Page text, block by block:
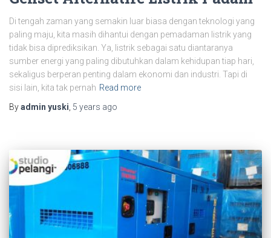
Di tengah zaman yang semakin luar biasa dengan teknologi yang
paling maju, kita masih dihantui dengan pemadaman listrik yang
tidak bisa diprediksikan. Ya, listrik sebagai satu diantaranya
sumber energi yang paling dibutuhkan dalam kehidupan tiap hari,
sekaligus berperan penting dalam ekonomi dan industri. Tapi di
sisi lain, kita tak pernah Read more
Byadmin yuski, 5 years ago